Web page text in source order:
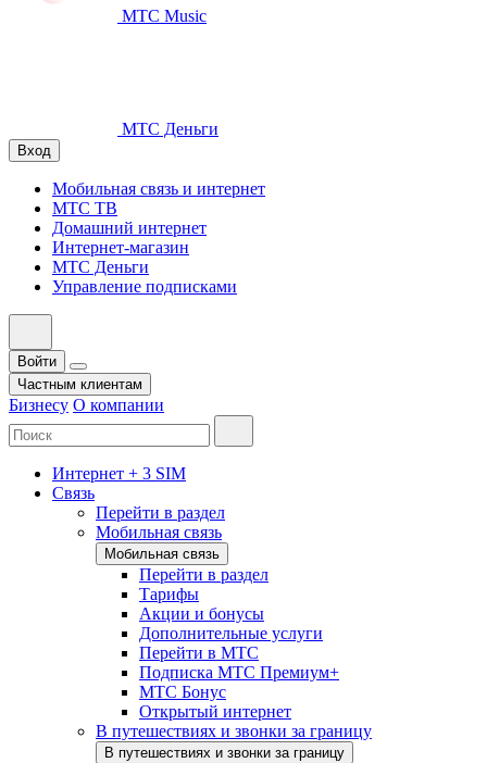
МТС Music
МТС Деньги
Вход
Мобильная связь и интернет
МТС ТВ
Домашний интернет
Интернет-магазин
МТС Деньги
Управление подписками
Войти
Частным клиентам
Бизнесу О компании
Интернет + 3 SIM
Связь
Перейти в раздел
Мобильная связь
Мобильная связь
Перейти в раздел
Тарифы
Акции и бонусы
Дополнительные услуги
Перейти в МТС
Подписка МТС Премиум+
МТС Бонус
Открытый интернет
В путешествиях и звонки за границу
В путешествиях и звонки за границу